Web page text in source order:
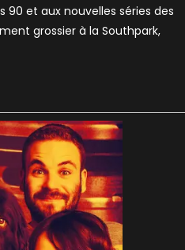
90 et aux nouvelles séries des
grossier à la Southpark,